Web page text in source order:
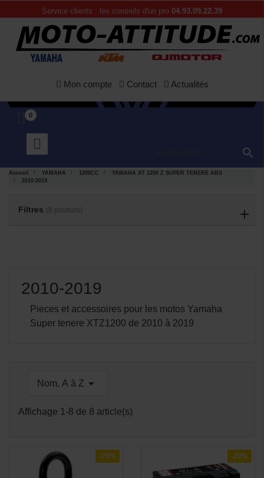
Service clients : les conseils d'un pro 04.93.09.22.39
Mon compte Contact Actualités
0

Accueil YAMAHA 1200CC
YAMAHA XT 1200 Z SUPER TENERE ABS
2010-2019
Filtres (8 produits)
2010-2019
Pieces et accessoires pour les motos Yamaha
Super tenere XTZ1200 de 2010 à 2019
Nom, A à Z 
Affichage 1-8 de 8 article(s)
-20% -20%